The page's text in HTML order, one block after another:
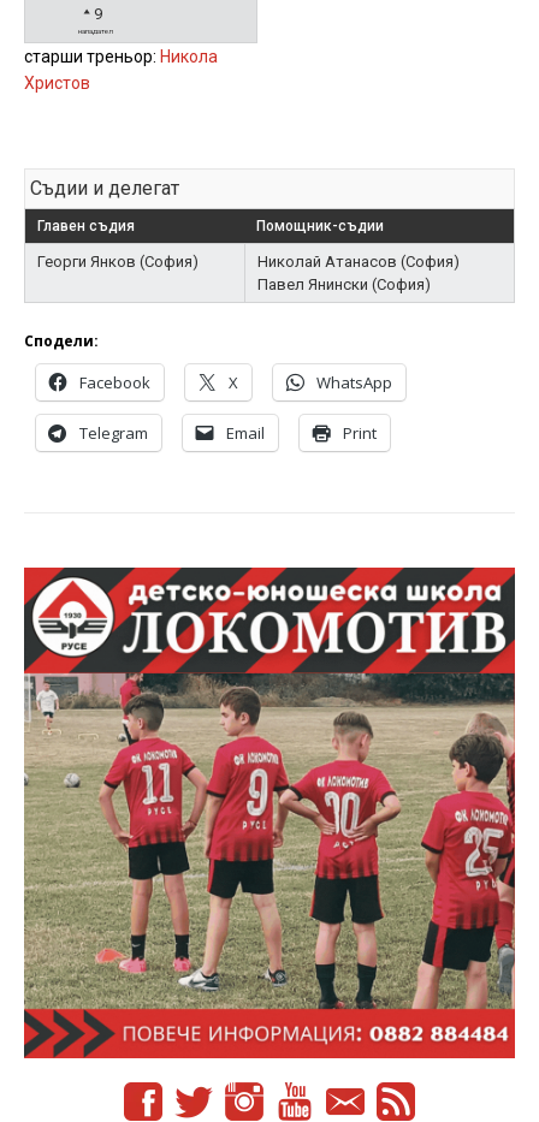
9
нападател
старши треньор: Никола
Христов
Съдии и делегат
Главен съдия Помощник-съдии
Георги Янков (София)
Николай Атанасов (София)
Павел Янински (София)
Сподели:
Facebook X WhatsApp
Telegram Email Print